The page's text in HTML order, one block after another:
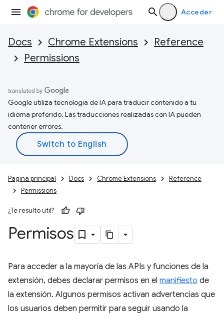
Acceder
Docs Chrome Extensions
Reference
Permissions
Google utiliza tecnología de IA para traducir contenido a tu
idioma preferido. Las traducciones realizadas con IA pueden
contener errores.
Página principal Docs Chrome Extensions
Reference
Permissions
¿Te resultó útil?
Permisos
Para acceder a la mayoría de las APIs y funciones de la
extensión, debes declarar permisos en el manifiesto de
la extensión. Algunos permisos activan advertencias que
los usuarios deben permitir para seguir usando la